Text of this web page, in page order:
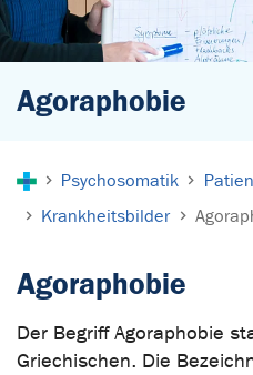
Agoraphobie
Psychosomatik
Krankheitsbilder
Agoraphobie
Der Begriff Agoraphobie
Griechischen. Die